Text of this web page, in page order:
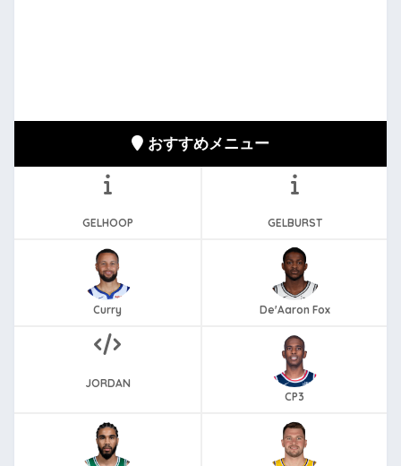
おすすめメニュー
GELHOOP GELBURST
Curry De'Aaron Fox
JORDAN
CP3